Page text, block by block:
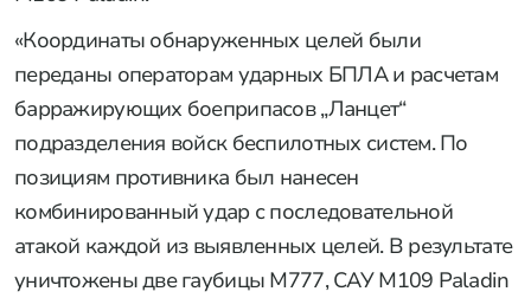
«Координаты обнаруженных целей были
переданы операторам ударных БПЛА и расчетам
барражирующих боеприпасов „Ланцет“
подразделения войск беспилотных систем. По
позициям противника был нанесен
комбинированный удар с последовательной
атакой каждой из выявленных целей. В результате
уничтожены две гаубицы M777, САУ M109 Paladin